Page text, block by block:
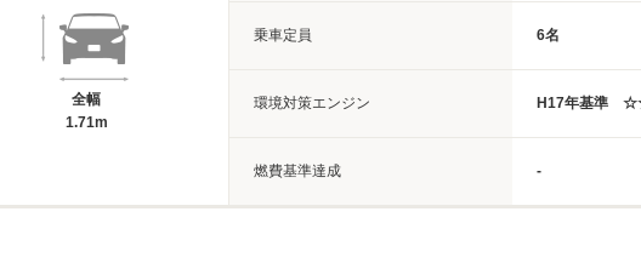
全幅
1.71m
乗車定員 6名
環境対策エンジン H17年基準
燃費基準達成 -